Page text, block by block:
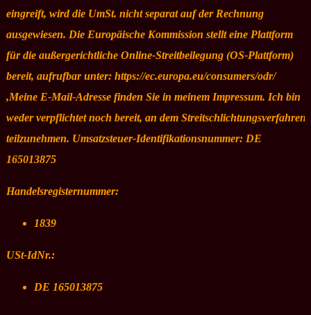
eingreift, wird die UmSt. nicht separat auf der Rechnung
ausgewiesen. Die Europäische Kommission stellt eine Plattform
für die außergerichtliche Online-Streitbeilegung (OS-Plattform)
bereit, aufrufbar unter: https://ec.europa.eu/consumers/odr/
,Meine E-Mail-Adresse finden Sie in meinem Impressum. Ich bin
weder verpflichtet noch bereit, an dem Streitschlichtungsverfahren
teilzunehmen. Umsatzsteuer-Identifikationsnummer: DE
165013875
Handelsregisternummer:
1839
USt-IdNr.:
DE 165013875